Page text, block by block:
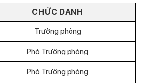
CHỨC DANH
Trưởng phòng
Phó Trưởng phòng
Phó Trưởng phòng